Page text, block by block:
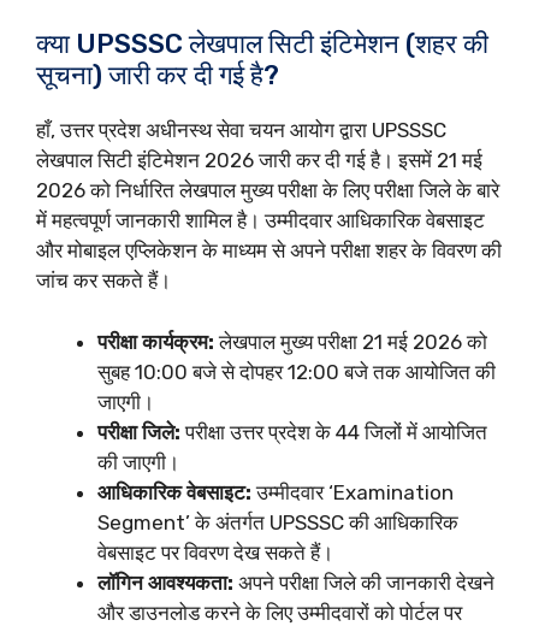
क्या UPSSSC लेखपाल सिटी इंटिमेशन (शहर की
सूचना) जारी कर दी गई है?
हाँ, उत्तर प्रदेश अधीनस्थ सेवा चयन आयोग द्वारा UPSSSC
लेखपाल सिटी इंटिमेशन 2026 जारी कर दी गई है। इसमें 21 मई
2026 को निर्धारित लेखपाल मुख्य परीक्षा के लिए परीक्षा जिले के बारे
में महत्वपूर्ण जानकारी शामिल है। उम्मीदवार आधिकारिक वेबसाइट
और मोबाइल एप्लिकेशन के माध्यम से अपने परीक्षा शहर के विवरण की
जांच कर सकते हैं।
परीक्षा कार्यक्रम: लेखपाल मुख्य परीक्षा 21 मई 2026 को
सुबह 10:00 बजे से दोपहर 12:00 बजे तक आयोजित की
जाएगी।
परीक्षा जिले: परीक्षा उत्तर प्रदेश के 44 जिलों में आयोजित
की जाएगी।
आधिकारिक वेबसाइट: उम्मीदवार ‘Examination
Segment’ के अंतर्गत UPSSSC की आधिकारिक
वेबसाइट पर विवरण देख सकते हैं।
लॉगिन आवश्यकता: अपने परीक्षा जिले की जानकारी देखने
और डाउनलोड करने के लिए उम्मीदवारों को पोर्टल पर